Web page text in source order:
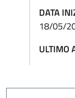
DATA
18/05/
ULTIMO